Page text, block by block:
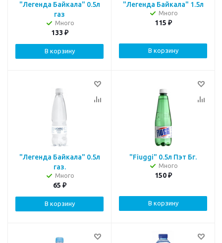
"Легенда Байкала" 0.5л
газ
Много
133 ₽
В корзину
"Легенда Байкала" 1.5л
Много
115 ₽
В корзину
"Легенда Байкала" 0.5л
газ.
Много
65 ₽
В корзину
"Fiuggi" 0.5л Пэт Бг.
Много
150₽
В корзину